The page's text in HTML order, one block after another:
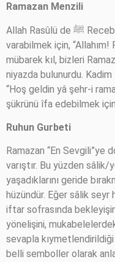
Ramazan Menzili
Allah Rasûlü de ﷺ Receb Ayı girdiğinde, Ramazan menziline
varabilmek için, “Allahım!
mübarek kıl, bizleri
niyazda bulunurdu.
“Hoş geldin yâ şehr-i
şükrünü îfa edebilmek
Ruhun Gurbeti
Ramazan “En Sevgili”ye
varıştır. Bu yüzden
yaşadıklarını geride
hüzündür. Eğer sâlik seyr
iftar sofrasında
yönelişini,
sevapla
belli semboller olarak